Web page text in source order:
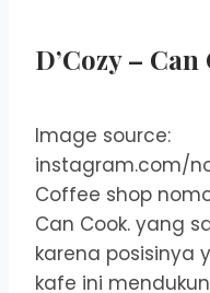
D’Cozy –
Image source:
instagram.com/
Coffee shop
Can Cook. yang
karena posisinya
kafe ini